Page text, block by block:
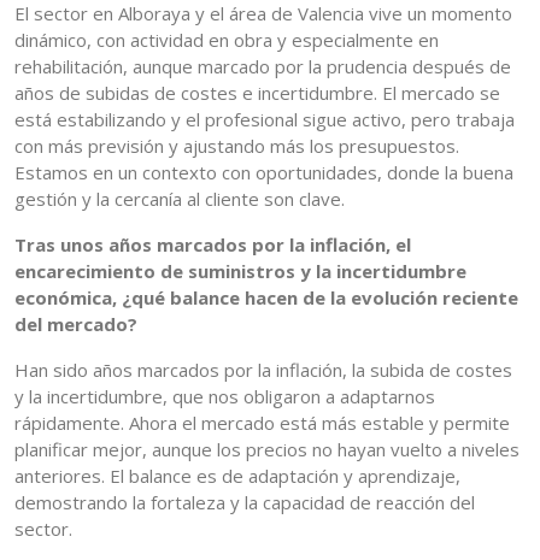
El sector en Alboraya y el área de Valencia vive un momento
dinámico, con actividad en obra y especialmente en
rehabilitación, aunque marcado por la prudencia después de
años de subidas de costes e incertidumbre. El mercado se
está estabilizando y el profesional sigue activo, pero trabaja
con más previsión y ajustando más los presupuestos.
Estamos en un contexto con oportunidades, donde la buena
gestión y la cercanía al cliente son clave.
Tras unos años marcados por la inflación, el
encarecimiento de suministros y la incertidumbre
económica, ¿qué balance hacen de la evolución reciente
del mercado?
Han sido años marcados por la inflación, la subida de costes
y la incertidumbre, que nos obligaron a adaptarnos
rápidamente. Ahora el mercado está más estable y permite
planificar mejor, aunque los precios no hayan vuelto a niveles
anteriores. El balance es de adaptación y aprendizaje,
demostrando la fortaleza y la capacidad de reacción del
sector.